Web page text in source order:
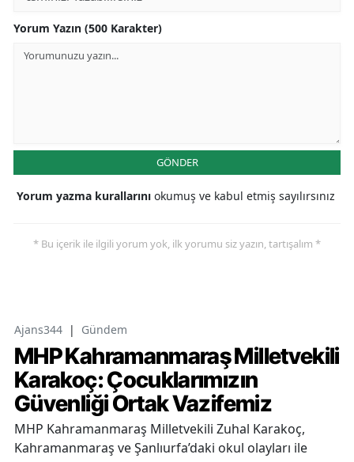
Yorum Yazın (500 Karakter)
GÖNDER
Yorum yazma kurallarını okumuş ve kabul etmiş sayılırsınız
* Bu içerik ile ilgili yorum yok, ilk yorumu siz yazın, tartışalım *
Ajans344 | Gündem
MHP Kahramanmaraş Milletvekili
Karakoç: Çocuklarımızın
Güvenliği Ortak Vazifemiz
MHP Kahramanmaraş Milletvekili Zuhal Karakoç,
Kahramanmaraş ve Şanlıurfa’daki okul olayları ile